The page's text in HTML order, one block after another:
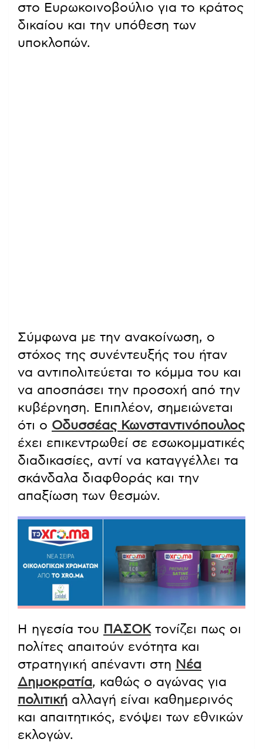
στο Ευρωκοινοβούλιο για το κράτος
δικαίου και την υπόθεση των
υποκλοπών.
Σύμφωνα με την ανακοίνωση, ο
στόχος της συνέντευξής του ήταν
να αντιπολιτεύεται το κόμμα του και
να αποσπάσει την προσοχή από την
κυβέρνηση. Επιπλέον, σημειώνεται
ότι ο Οδυσσέας Κωνσταντινόπουλος
έχει επικεντρωθεί σε εσωκομματικές
διαδικασίες, αντί να καταγγέλλει τα
σκάνδαλα διαφθοράς και την
απαξίωση των θεσμών.
Η ηγεσία του ΠΑΣΟΚ τονίζει πως οι
πολίτες απαιτούν ενότητα και
στρατηγική απέναντι στη Νέα
Δημοκρατία, καθώς ο αγώνας για
πολιτική αλλαγή είναι καθημερινός
και απαιτητικός, ενόψει των εθνικών
εκλογών.